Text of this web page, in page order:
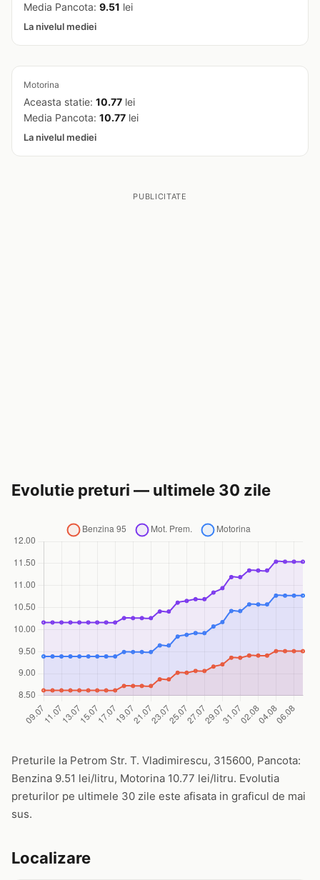
Media Pancota: 9.51 lei
La nivelul mediei
Motorina
Aceasta statie: 10.77 lei
Media Pancota: 10.77 lei
La nivelul mediei
PUBLICITATE
Evolutie preturi — ultimele 30 zile
Preturile la Petrom Str. T. Vladimirescu, 315600, Pancota:
Benzina 9.51 lei/litru, Motorina 10.77 lei/litru. Evolutia
preturilor pe ultimele 30 zile este afisata in graficul de mai
sus.
Localizare